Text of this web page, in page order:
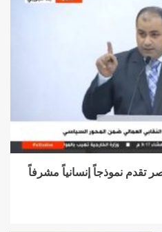
نموذجاً إنسانياً مشرفاً